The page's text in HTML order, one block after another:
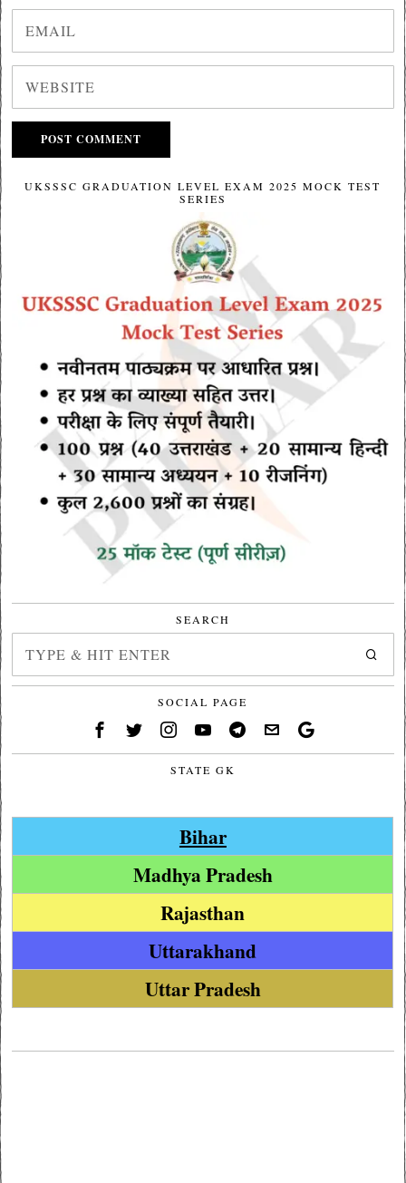
UKSSSC GRADUATION LEVEL EXAM 2025 MOCK TEST
SERIES
SEARCH
SOCIAL PAGE
STATE GK
Bihar
Madhya Pradesh
Rajasthan
Uttarakhand
Uttar Pradesh